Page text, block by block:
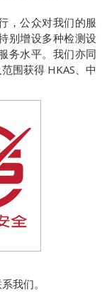
，公众对我们的服
别增设多种检测设
务水平。我们亦同
围获得 HKAS、中
我们。